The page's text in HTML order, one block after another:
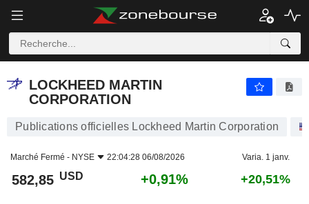
LOCKHEED MARTIN
CORPORATION
Publications officielles Lockheed Martin Corporation
Marché Fermé - NYSE 22:04:28 06/08/2026 Varia. 1 janv.
582,85 USD +0,91% +20,51%